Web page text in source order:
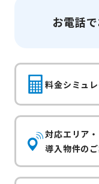
お電話
料金シミュ
対応エリア・
導入物件の